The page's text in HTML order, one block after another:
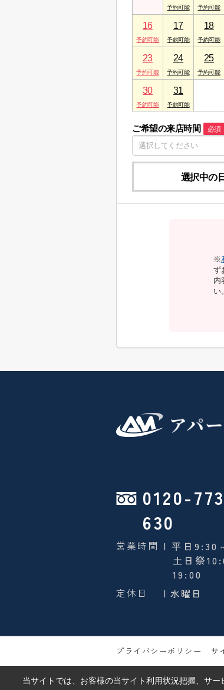
16 17 18
23 24 25
30 31
ご希望の来店時間 必須
選択中の
※
ず
内
い。
0120-
630
営業時間 | 平日9:30
土日祭
19:00
定休日
| 水曜日
プライバシーポリシー サ
当サイトでは、お客様の当サイト利用状況把握、サ